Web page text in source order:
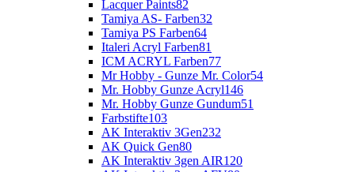
Lacquer Paints82
Tamiya AS- Farben32
Tamiya PS Farben64
Italeri Acryl Farben81
ICM ACRYL Farben77
Mr Hobby - Gunze Mr. Color54
Mr. Hobby Gunze Acryl146
Mr. Hobby Gunze Gundum51
Farbstifte103
AK Interaktiv 3Gen232
AK Quick Gen80
AK Interaktiv 3gen AIR120